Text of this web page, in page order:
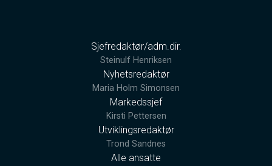
Sjefredaktør/adm.dir.
Steinulf Henriksen
Nyhetsredaktør
Maria Holm Simonsen
Markedssjef
Kirsti Pettersen
Utviklingsredaktør
Trond Sandnes
Alle ansatte